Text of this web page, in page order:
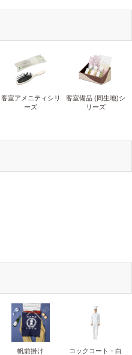
客室アメニティシリ
ーズ
客室備品 (同生地)シ
リーズ
帆前掛け
コックコート・白